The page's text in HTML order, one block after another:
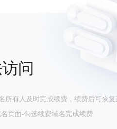
问
所有人及时完成续费，续费后可恢复
页面-勾选续费域名完成续费